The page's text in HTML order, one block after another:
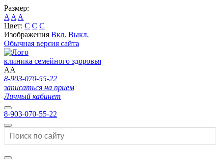
Размер:
A A A
Цвет: C C C
Изображения Вкл. Выкл.
Обычная версия сайта
клиника семейного здоровья
AA
8-903-070-55-22
записаться на прием
Личный кабинет
8-903-070-55-22